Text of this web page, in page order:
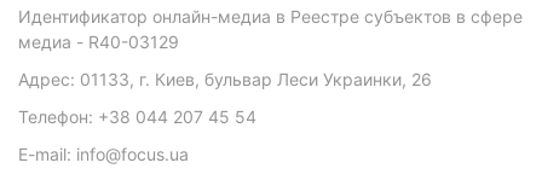
Идентификатор онлайн-медиа в Реестре субъектов в сфере
медиа - R40-03129
Адрес: 01133, г. Киев, бульвар Леси Украинки, 26
Телефон: +38 044 207 45 54
E-mail: info@focus.ua